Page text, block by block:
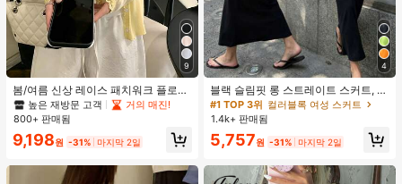
9
봄/여름 신상 레이스 패치워크 플로럴
트림 소프트 니트 가디건 경량 재킷 탑
여성용, 코티지코어 옐로우
높은 재방문 고객
거의 매진!
800+ 판매됨
9,198원 -31% 마지막 2일
4
블랙 슬림핏 롱 스트레이트 스커트, 여
성 패션 폴리에스터 캐주얼 파티 스커
트, 다용도 및 귀여운, 일상 착용에 적
합, 여름 휴가. 해변, 음악 축제 및 여름
휴가에 완벽, 90년대
#1 TOP 3위 컬러블록 여성 스커트
1.4k+ 판매됨
5,757원 -31% 마지막 2일